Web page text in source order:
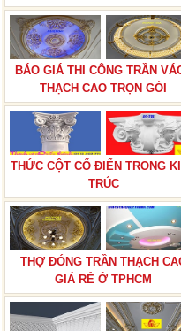
BÁO GIÁ THI CÔNG TRẦN
THẠCH CAO TRỌN GÓI
THỨC CỘT CỔ ĐIỂN TRONG
TRÚC
THỢ ĐÓNG TRẦN THẠCH
GIÁ RẺ Ở TPHCM